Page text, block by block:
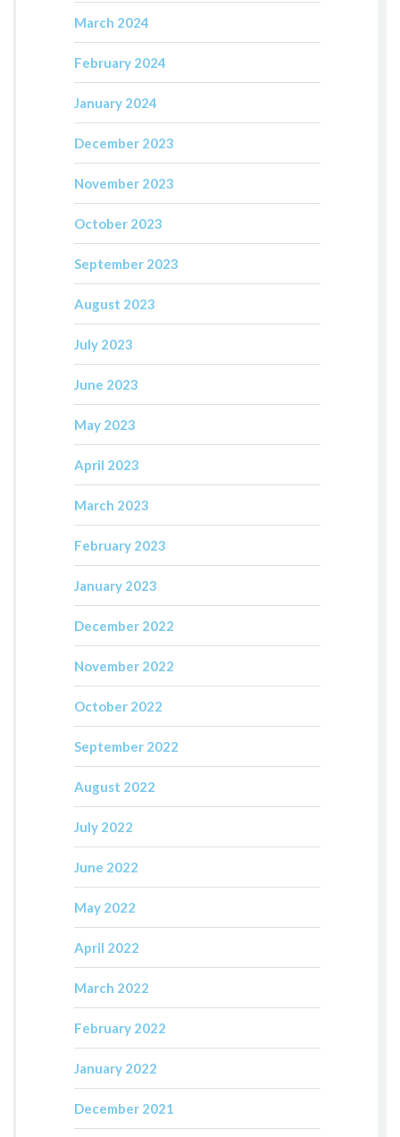
March 2024
February 2024
January 2024
December 2023
November 2023
October 2023
September 2023
August 2023
July 2023
June 2023
May 2023
April 2023
March 2023
February 2023
January 2023
December 2022
November 2022
October 2022
September 2022
August 2022
July 2022
June 2022
May 2022
April 2022
March 2022
February 2022
January 2022
December 2021